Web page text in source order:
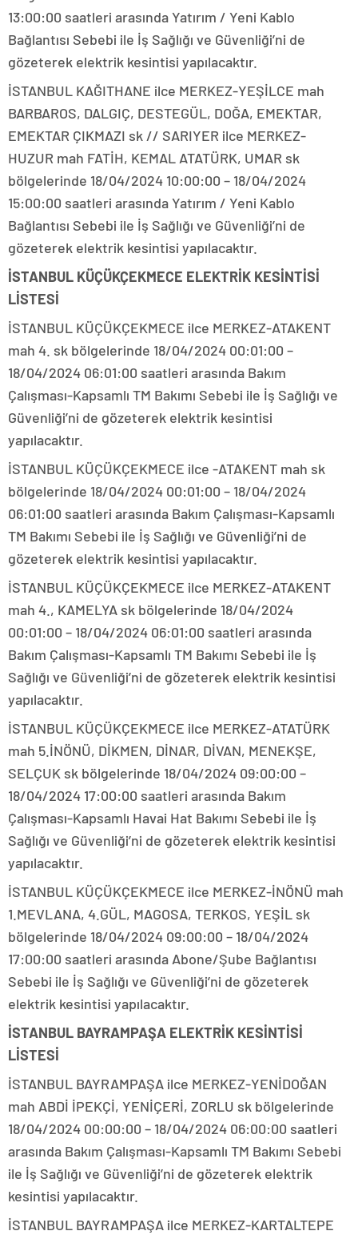
13:00:00 saatleri arasında Yatırım / Yeni Kablo
Bağlantısı Sebebi ile İş Sağlığı ve Güvenliği’ni de
gözeterek elektrik kesintisi yapılacaktır.
İSTANBUL KAĞITHANE ilce MERKEZ-YEŞİLCE mah
BARBAROS, DALGIÇ, DESTEGÜL, DOĞA, EMEKTAR,
EMEKTAR ÇIKMAZI sk // SARIYER ilce MERKEZ-
HUZUR mah FATİH, KEMAL ATATÜRK, UMAR sk
bölgelerinde 18/04/2024 10:00:00 – 18/04/2024
15:00:00 saatleri arasında Yatırım / Yeni Kablo
Bağlantısı Sebebi ile İş Sağlığı ve Güvenliği’ni de
gözeterek elektrik kesintisi yapılacaktır.
İSTANBUL KÜÇÜKÇEKMECE ELEKTRİK KESİNTİSİ
LİSTESİ
İSTANBUL KÜÇÜKÇEKMECE ilce MERKEZ-ATAKENT
mah 4. sk bölgelerinde 18/04/2024 00:01:00 –
18/04/2024 06:01:00 saatleri arasında Bakım
Çalışması-Kapsamlı TM Bakımı Sebebi ile İş Sağlığı ve
Güvenliği’ni de gözeterek elektrik kesintisi
yapılacaktır.
İSTANBUL KÜÇÜKÇEKMECE ilce -ATAKENT mah sk
bölgelerinde 18/04/2024 00:01:00 – 18/04/2024
06:01:00 saatleri arasında Bakım Çalışması-Kapsamlı
TM Bakımı Sebebi ile İş Sağlığı ve Güvenliği’ni de
gözeterek elektrik kesintisi yapılacaktır.
İSTANBUL KÜÇÜKÇEKMECE ilce MERKEZ-ATAKENT
mah 4., KAMELYA sk bölgelerinde 18/04/2024
00:01:00 – 18/04/2024 06:01:00 saatleri arasında
Bakım Çalışması-Kapsamlı TM Bakımı Sebebi ile İş
Sağlığı ve Güvenliği’ni de gözeterek elektrik kesintisi
yapılacaktır.
İSTANBUL KÜÇÜKÇEKMECE ilce MERKEZ-ATATÜRK
mah 5.İNÖNÜ, DİKMEN, DİNAR, DİVAN, MENEKŞE,
SELÇUK sk bölgelerinde 18/04/2024 09:00:00 –
18/04/2024 17:00:00 saatleri arasında Bakım
Çalışması-Kapsamlı Havai Hat Bakımı Sebebi ile İş
Sağlığı ve Güvenliği’ni de gözeterek elektrik kesintisi
yapılacaktır.
İSTANBUL KÜÇÜKÇEKMECE ilce MERKEZ-İNÖNÜ mah
1.MEVLANA, 4.GÜL, MAGOSA, TERKOS, YEŞİL sk
bölgelerinde 18/04/2024 09:00:00 – 18/04/2024
17:00:00 saatleri arasında Abone/Şube Bağlantısı
Sebebi ile İş Sağlığı ve Güvenliği’ni de gözeterek
elektrik kesintisi yapılacaktır.
İSTANBUL BAYRAMPAŞA ELEKTRİK KESİNTİSİ
LİSTESİ
İSTANBUL BAYRAMPAŞA ilce MERKEZ-YENİDOĞAN
mah ABDİ İPEKÇİ, YENİÇERİ, ZORLU sk bölgelerinde
18/04/2024 00:00:00 – 18/04/2024 06:00:00 saatleri
arasında Bakım Çalışması-Kapsamlı TM Bakımı Sebebi
ile İş Sağlığı ve Güvenliği’ni de gözeterek elektrik
kesintisi yapılacaktır.
İSTANBUL BAYRAMPAŞA ilce MERKEZ-KARTALTEPE